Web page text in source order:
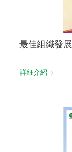
最佳組織發
詳細介紹